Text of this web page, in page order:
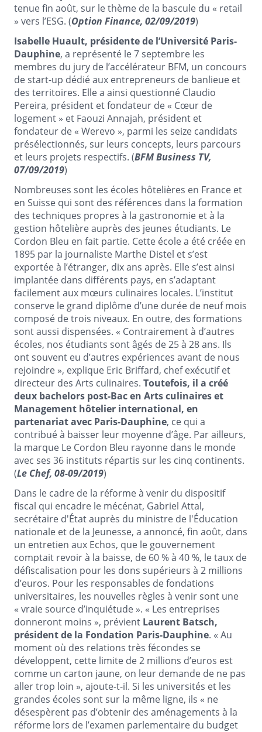
tenue fin août, sur le thème de la bascule du « retail
» vers l’ESG. (Option Finance, 02/09/2019)
Isabelle Huault, présidente de l’Université Paris-
Dauphine, a représenté le 7 septembre les
membres du jury de l’accélérateur BFM, un concours
de start-up dédié aux entrepreneurs de banlieue et
des territoires. Elle a ainsi questionné Claudio
Pereira, président et fondateur de « Cœur de
logement » et Faouzi Annajah, président et
fondateur de « Werevo », parmi les seize candidats
présélectionnés, sur leurs concepts, leurs parcours
et leurs projets respectifs. (BFM Business TV,
07/09/2019)
Nombreuses sont les écoles hôtelières en France et
en Suisse qui sont des références dans la formation
des techniques propres à la gastronomie et à la
gestion hôtelière auprès des jeunes étudiants. Le
Cordon Bleu en fait partie. Cette école a été créée en
1895 par la journaliste Marthe Distel et s’est
exportée à l’étranger, dix ans après. Elle s’est ainsi
implantée dans différents pays, en s’adaptant
facilement aux mœurs culinaires locales. L’institut
conserve le grand diplôme d’une durée de neuf mois
composé de trois niveaux. En outre, des formations
sont aussi dispensées. « Contrairement à d’autres
écoles, nos étudiants sont âgés de 25 à 28 ans. Ils
ont souvent eu d’autres expériences avant de nous
rejoindre », explique Eric Briffard, chef exécutif et
directeur des Arts culinaires. Toutefois, il a créé
deux bachelors post-Bac en Arts culinaires et
Management hôtelier international, en
partenariat avec Paris-Dauphine, ce qui a
contribué à baisser leur moyenne d’âge. Par ailleurs,
la marque Le Cordon Bleu rayonne dans le monde
avec ses 36 instituts répartis sur les cinq continents.
(Le Chef, 08-09/2019)
Dans le cadre de la réforme à venir du dispositif
fiscal qui encadre le mécénat, Gabriel Attal,
secrétaire d'État auprès du ministre de l'Éducation
nationale et de la Jeunesse, a annoncé, fin août, dans
un entretien aux Echos, que le gouvernement
comptait revoir à la baisse, de 60 % à 40 %, le taux de
défiscalisation pour les dons supérieurs à 2 millions
d’euros. Pour les responsables de fondations
universitaires, les nouvelles règles à venir sont une
« vraie source d’inquiétude ». « Les entreprises
donneront moins », prévient Laurent Batsch,
président de la Fondation Paris-Dauphine. « Au
moment où des relations très fécondes se
développent, cette limite de 2 millions d’euros est
comme un carton jaune, on leur demande de ne pas
aller trop loin », ajoute-t-il. Si les universités et les
grandes écoles sont sur la même ligne, ils « ne
désespèrent pas d’obtenir des aménagements à la
réforme lors de l’examen parlementaire du budget